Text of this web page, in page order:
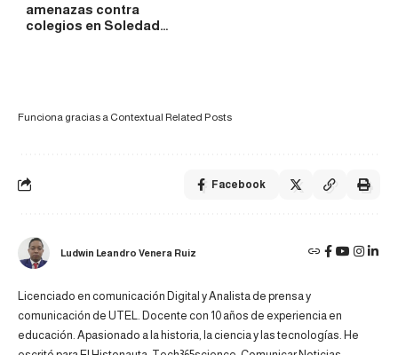
amenazas contra
colegios en Soledad…
Funciona gracias a Contextual Related Posts
Facebook
Ludwin Leandro Venera Ruiz
Licenciado en comunicación Digital y Analista de prensa y
comunicación de UTEL. Docente con 10 años de experiencia en
educación. Apasionado a la historia, la ciencia y las tecnologías. He